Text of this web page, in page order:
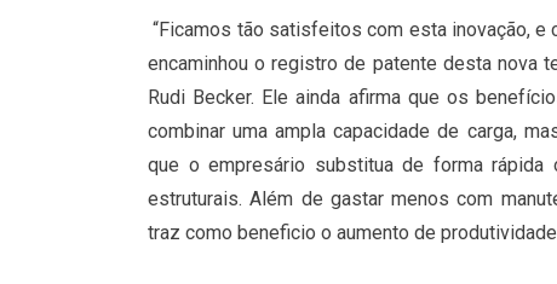
“Ficamos tão satisfeitos com esta inovação,
encaminhou o registro de patente desta nova
Rudi Becker. Ele ainda afirma que os
combinar uma ampla capacidade de carga,
que o empresário substitua de forma
estruturais. Além de gastar menos com
traz como beneficio o aumento de